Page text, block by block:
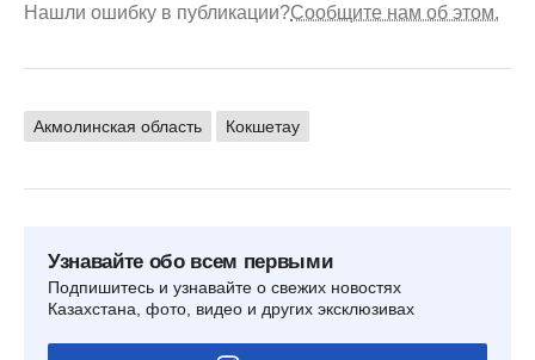
Нашли ошибку в публикации?Сообщите нам об этом.
Акмолинская область Кокшетау
Узнавайте обо всем первыми
Подпишитесь и узнавайте о свежих новостях
Казахстана, фото, видео и других эксклюзивах